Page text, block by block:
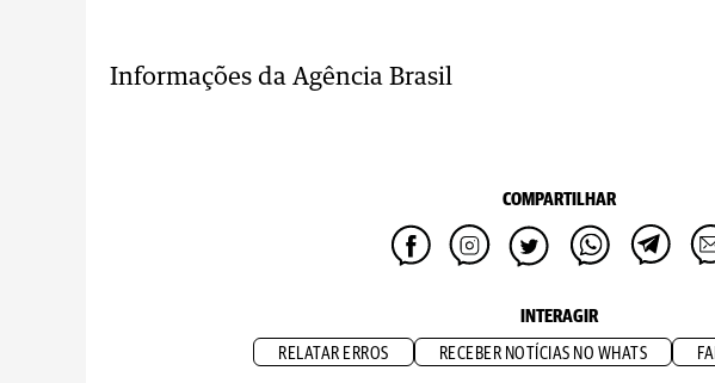
Informações da Agência Brasil
COMPARTILHAR
INTERAGIR
RELATAR ERROS RECEBER NOTÍCIAS NO WHATS